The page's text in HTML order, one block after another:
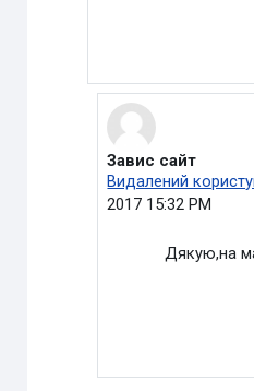
У відповідь на
Завис сайт
Видалений
2017 15:32 PM
Дякую,на